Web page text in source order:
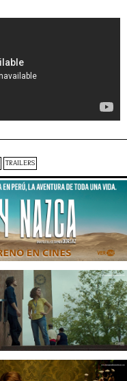
TRAILERS